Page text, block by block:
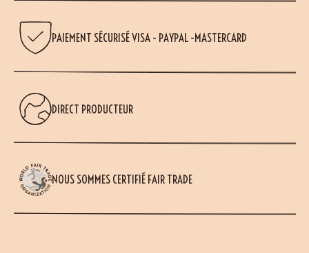
PAIEMENT SÉCURISÉ VISA - PAYPAL -MASTERCARD
DIRECT PRODUCTEUR
NOUS SOMMES CERTIFIÉ FAIR TRADE